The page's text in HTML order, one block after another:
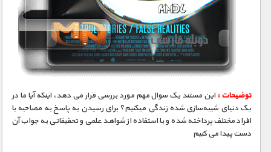
مسابقات / ورزشی
مستند های اختصاصی
توضیحات : این مستند یک سوال مهم مورد بررسی قرار می دهد، اینکه آیا ما در
یک دنیای شبیه‌سازی شده زندگی میکنیم؟ برای رسیدن به پاسخ به مصاحبه با
افراد مختلف پرداخته شده و با استفاده از شواهد علمی و تحقیقاتی به جواب آن
دست پیدا می کنیم